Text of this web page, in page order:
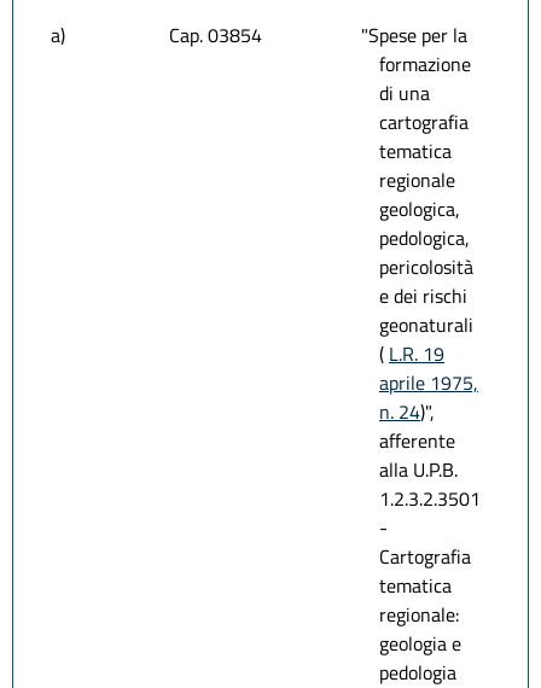
a) Cap. 03854
"Spese per la
formazione
di una
cartografia
tematica
regionale
geologica,
pedologica,
pericolosità
e dei rischi
geonaturali
( L.R. 19
aprile 1975,
n. 24)",
afferente
alla U.P.B.
1.2.3.2.3501
-
Cartografia
tematica
regionale:
geologia e
pedologia